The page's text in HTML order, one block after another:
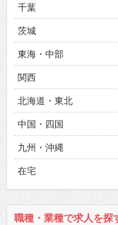
千葉
茨城
東海・中部
関西
北海道・東北
中国・四国
九州・沖縄
在宅
職種・業種で求人を探